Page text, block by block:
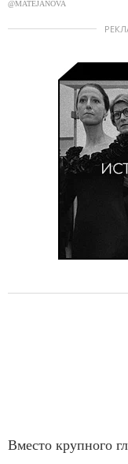
@MATEJANOVA
Вместо крупного